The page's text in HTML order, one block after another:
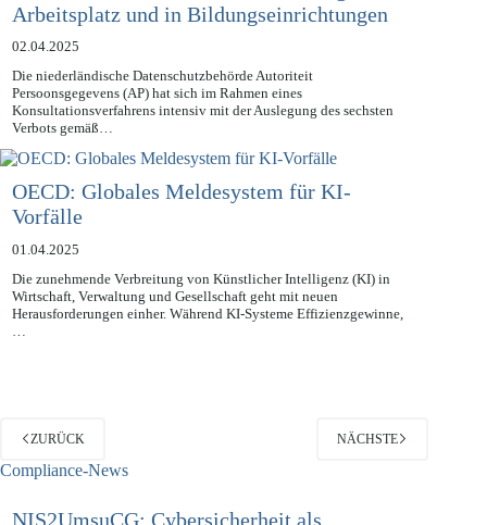
Artikel 5 KI-VO: Emotionserkennung am
Arbeitsplatz und in Bildungseinrichtungen
02.04.2025
Die niederländische Datenschutzbehörde Autoriteit
Persoonsgegevens (AP) hat sich im Rahmen eines
Konsultationsverfahrens intensiv mit der Auslegung des sechsten
Verbots gemäß…
OECD: Globales Meldesystem für KI-
Vorfälle
01.04.2025
Die zunehmende Verbreitung von Künstlicher Intelligenz (KI) in
Wirtschaft, Verwaltung und Gesellschaft geht mit neuen
Herausforderungen einher. Während KI-Systeme Effizienzgewinne,
ZURÜCK